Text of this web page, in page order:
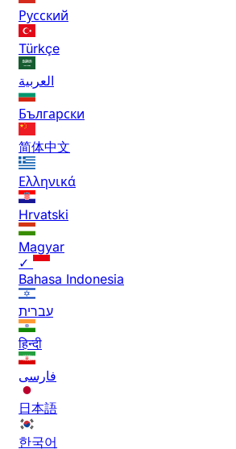
Русский
Türkçe
العربية
Български
简体中文
Ελληνικά
Hrvatski
Magyar
✓
Bahasa Indonesia
עברית
हिन्दी
فارسی
日本語
한국어